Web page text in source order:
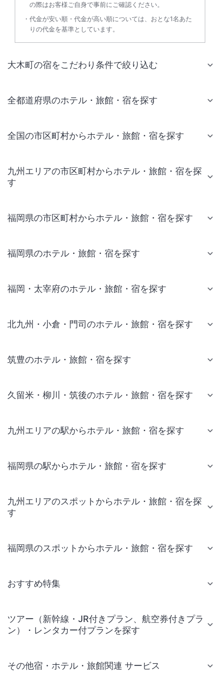
の際はお客様ご自身で事前にご確認ください。
代金が安い順・代金が高い順については、おとな1名あた
りの代金を基準としています。
大木町の宿をこだわり条件で絞り込む
全都道府県のホテル・旅館・宿を探す
全国の市区町村からホテル・旅館・宿を探す
九州エリアの市区町村からホテル・旅館・宿を探
す
福岡県の市区町村からホテル・旅館・宿を探す
福岡県のホテル・旅館・宿を探す
福岡・太宰府のホテル・旅館・宿を探す
北九州・小倉・門司のホテル・旅館・宿を探す
筑豊のホテル・旅館・宿を探す
久留米・柳川・筑後のホテル・旅館・宿を探す
九州エリアの駅からホテル・旅館・宿を探す
福岡県の駅からホテル・旅館・宿を探す
九州エリアのスポットからホテル・旅館・宿を探
す
福岡県のスポットからホテル・旅館・宿を探す
おすすめ特集
ツアー（新幹線・JR付きプラン、航空券付きプラ
ン）・レンタカー付プランを探す
その他宿・ホテル・旅館関連 サービス